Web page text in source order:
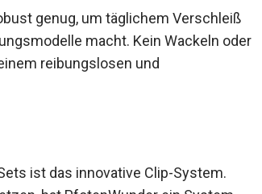
genug, um täglichem Verschleiß
macht. Kein Wackeln oder
reibungslosen und
ist das innovative Clip-System.